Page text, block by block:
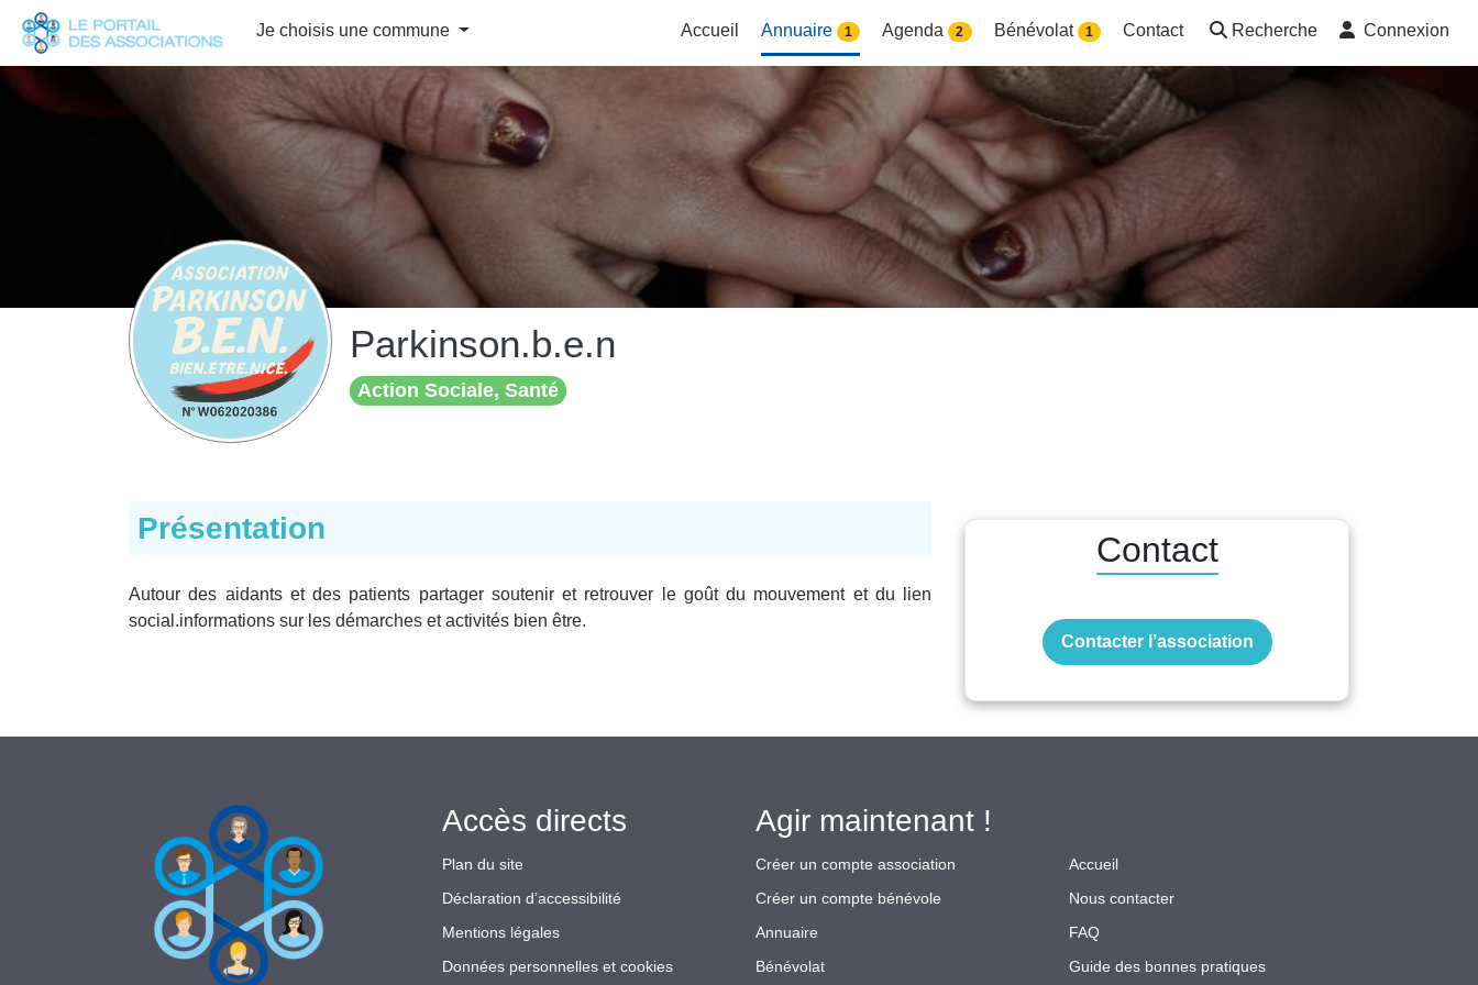
Je choisis une commune Accueil Annuaire 1 Agenda 2 Bénévolat 1 Contact Recherche Connexion
Parkinson.b.e.n
Action Sociale, Santé
Présentation
Autour des aidants et des patients partager soutenir et retrouver le goût du mouvement et du lien
social.informations sur les démarches et activités bien être.
Contact
Contacter l’association
Accès directs
Plan du site
Déclaration d’accessibilité
Mentions légales
Données personnelles et cookies
Agir maintenant !
Créer un compte association
Créer un compte bénévole
Annuaire
Bénévolat
Accueil
Nous contacter
FAQ
Guide des bonnes pratiques
Panneau de gestion des cookies